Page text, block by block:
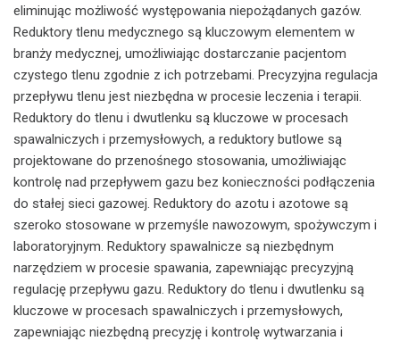
eliminując możliwość występowania niepożądanych gazów.
Reduktory tlenu medycznego są kluczowym elementem w
branży medycznej, umożliwiając dostarczanie pacjentom
czystego tlenu zgodnie z ich potrzebami. Precyzyjna regulacja
przepływu tlenu jest niezbędna w procesie leczenia i terapii.
Reduktory do tlenu i dwutlenku są kluczowe w procesach
spawalniczych i przemysłowych, a reduktory butlowe są
projektowane do przenośnego stosowania, umożliwiając
kontrolę nad przepływem gazu bez konieczności podłączenia
do stałej sieci gazowej. Reduktory do azotu i azotowe są
szeroko stosowane w przemyśle nawozowym, spożywczym i
laboratoryjnym. Reduktory spawalnicze są niezbędnym
narzędziem w procesie spawania, zapewniając precyzyjną
regulację przepływu gazu. Reduktory do tlenu i dwutlenku są
kluczowe w procesach spawalniczych i przemysłowych,
zapewniając niezbędną precyzję i kontrolę wytwarzania i